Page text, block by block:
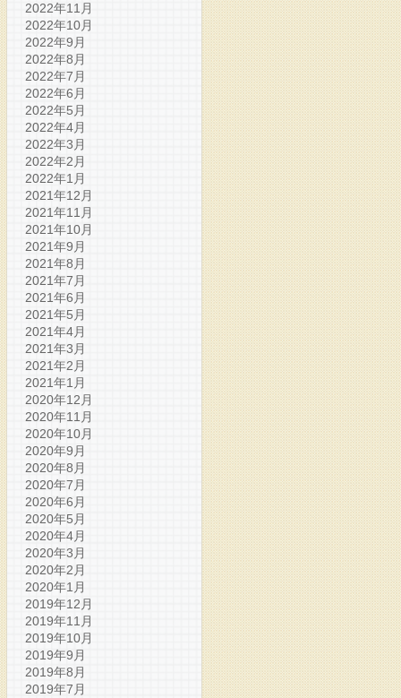
2022年11月
2022年10月
2022年9月
2022年8月
2022年7月
2022年6月
2022年5月
2022年4月
2022年3月
2022年2月
2022年1月
2021年12月
2021年11月
2021年10月
2021年9月
2021年8月
2021年7月
2021年6月
2021年5月
2021年4月
2021年3月
2021年2月
2021年1月
2020年12月
2020年11月
2020年10月
2020年9月
2020年8月
2020年7月
2020年6月
2020年5月
2020年4月
2020年3月
2020年2月
2020年1月
2019年12月
2019年11月
2019年10月
2019年9月
2019年8月
2019年7月